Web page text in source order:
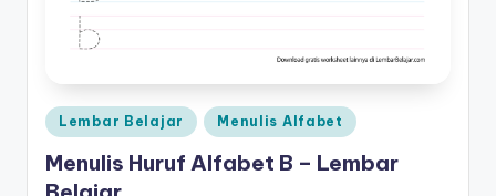
Posted
in
Lembar Belajar Menulis Alfabet
Menulis Huruf Alfabet B – Lembar